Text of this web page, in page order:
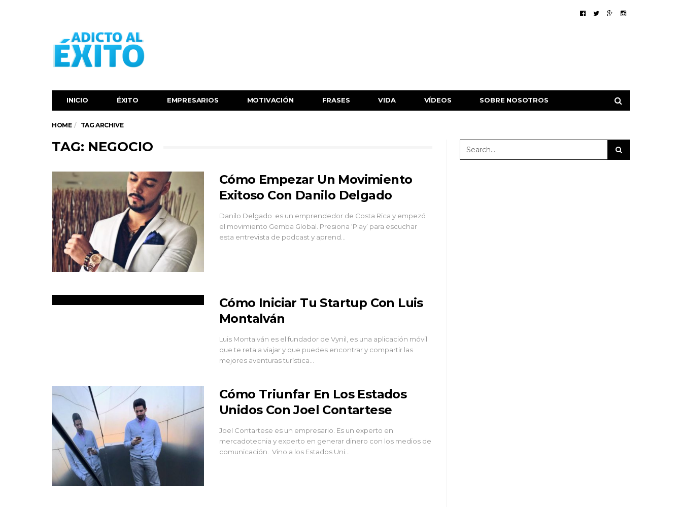
INICIO ÉXITO‬ EMPRESARIOS MOTIVACIÓN FRASES VIDA VÍDEOS SOBRE NOSOTROS
HOME TAG ARCHIVE
TAG: NEGOCIO
Cómo Empezar Un Movimiento
Exitoso Con Danilo Delgado
Danilo Delgado es un emprendedor de Costa Rica y empezó
el movimiento Gemba Global. Presiona ‘Play’ para escuchar
esta entrevista de podcast y aprend…
Cómo Iniciar Tu Startup Con Luis
Montalván
Luis Montalván es el fundador de Vynil, es una aplicación móvil
que te reta a viajar y que puedes encontrar y compartir las
mejores aventuras turística…
Cómo Triunfar En Los Estados
Unidos Con Joel Contartese
Joel Contartese es un empresario. Es un experto en
mercadotecnia y experto en generar dinero con los medios de
comunicación. Vino a los Estados Uni…